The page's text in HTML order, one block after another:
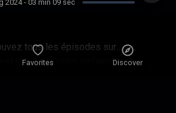
Favorites Discover
», rue des Capucines, un bistrot de
Ici pas de rivière de diamants mais
rouge et blanc.
2024- 03 min 09 sec
tous les épisodes sur
Radio France
tous les épisodes sur l’appli Radio